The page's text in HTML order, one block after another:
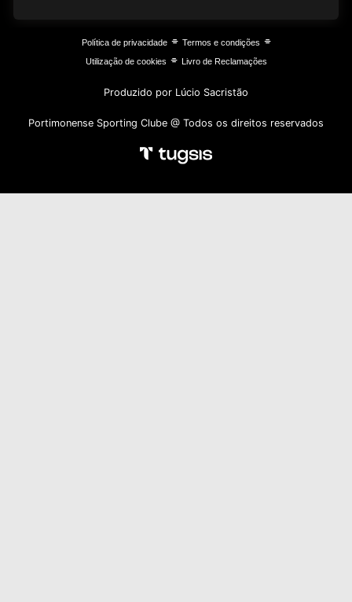
Política de privacidade⌯ Termos e condições ⌯
Utilização de cookies ⌯ Livro de Reclamações
Produzido por Lúcio Sacristão
Portimonense Sporting Clube @ Todos os direitos reservados